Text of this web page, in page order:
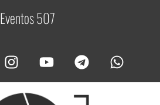
Eventos 507C